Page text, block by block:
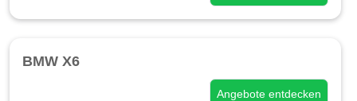
BMW X6
Angebote entdecken